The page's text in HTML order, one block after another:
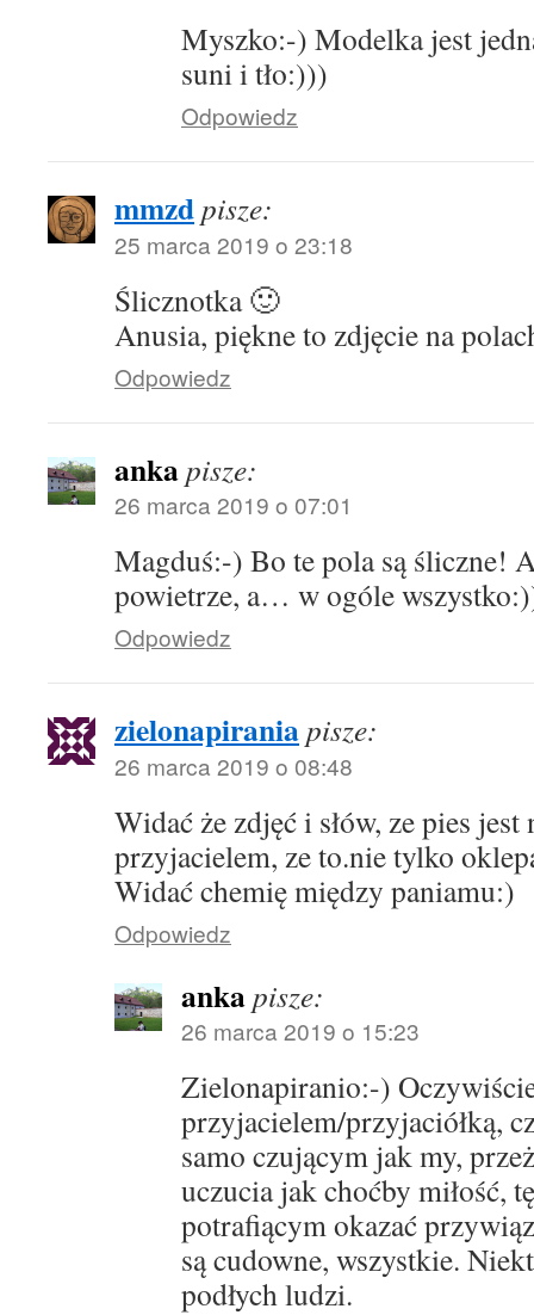
Myszko:-) Modelka jest
suni i tło:)))
Odpowiedz
mmzdpisze:
25 marca 2019 o 23:18
Ślicznotka 🙂
Anusia, piękne to zdjęcie na
Odpowiedz
ankapisze:
26 marca 2019 o 07:01
Magduś:-) Bo te pola są śliczne!
powietrze, a… w ogóle
Odpowiedz
zielonapiraniapisze:
26 marca 2019 o 08:48
Widać że zdjęć i słów, ze pies jest
przyjacielem, ze to.nie tylko
Widać chemię między paniamu:)
Odpowiedz
ankapisze:
26 marca 2019 o 15:23
Zielonapiranio:-)
przyjacielem/przyjaciółką,
samo czującym jak my,
uczucia jak choćby miłość,
potrafiącym okazać
są cudowne, wszystkie.
podłych ludzi.